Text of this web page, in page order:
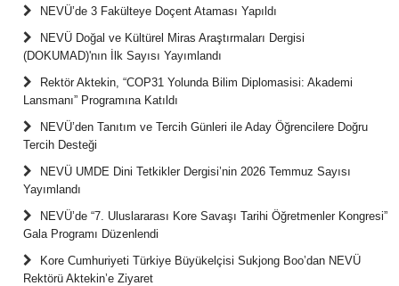
NEVÜ’de 3 Fakülteye Doçent Ataması Yapıldı
NEVÜ Doğal ve Kültürel Miras Araştırmaları Dergisi
(DOKUMAD)'nın İlk Sayısı Yayımlandı
Rektör Aktekin, “COP31 Yolunda Bilim Diplomasisi: Akademi
Lansmanı” Programına Katıldı
NEVÜ’den Tanıtım ve Tercih Günleri ile Aday Öğrencilere Doğru
Tercih Desteği
NEVÜ UMDE Dini Tetkikler Dergisi’nin 2026 Temmuz Sayısı
Yayımlandı
NEVÜ’de “7. Uluslararası Kore Savaşı Tarihi Öğretmenler Kongresi”
Gala Programı Düzenlendi
Kore Cumhuriyeti Türkiye Büyükelçisi Sukjong Boo’dan NEVÜ
Rektörü Aktekin’e Ziyaret